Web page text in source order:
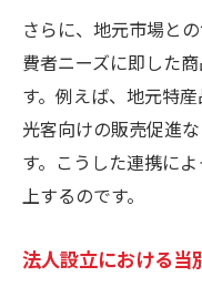
さらに、地元市場と
費者ニーズに即した
す。例えば、地元特
光客向けの販売促進
す。こうした連携に
上するのです。
法人設立における当